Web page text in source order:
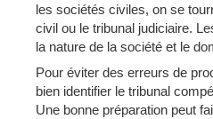
les sociétés civiles, on se
civil ou le tribunal judiciaire.
la nature de la société et le
Pour éviter des erreurs de
bien identifier le tribunal
Une bonne préparation peut